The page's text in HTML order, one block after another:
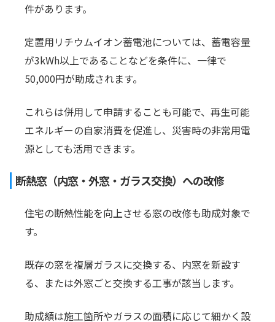
件があります。
定置用リチウムイオン蓄電池については、蓄電容量
が3kWh以上であることなどを条件に、一律で
50,000円が助成されます。
これらは併用して申請することも可能で、再生可能
エネルギーの自家消費を促進し、災害時の非常用電
源としても活用できます。
断熱窓（内窓・外窓・ガラス交換）への改修
住宅の断熱性能を向上させる窓の改修も助成対象で
す。
既存の窓を複層ガラスに交換する、内窓を新設す
る、または外窓ごと交換する工事が該当します。
助成額は施工箇所やガラスの面積に応じて細かく設